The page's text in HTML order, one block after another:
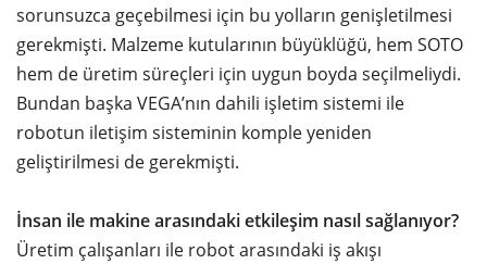
sorunsuzca geçebilmesi için bu yolların genişletilmesi
gerekmişti. Malzeme kutularının büyüklüğü, hem SOTO
hem de üretim süreçleri için uygun boyda seçilmeliydi.
Bundan başka VEGA’nın dahili işletim sistemi ile
robotun iletişim sisteminin komple yeniden
geliştirilmesi de gerekmişti.
İnsan ile makine arasındaki etkileşim nasıl sağlanıyor?
Üretim çalışanları ile robot arasındaki iş akışı